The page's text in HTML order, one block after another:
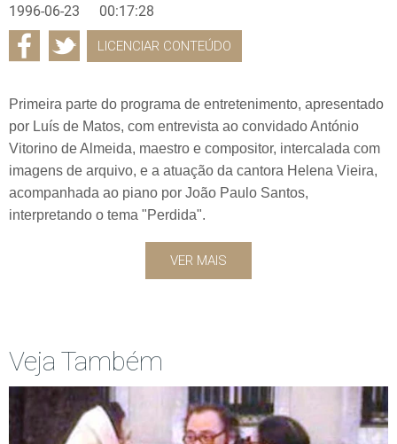
1996-06-23 00:17:28
LICENCIAR CONTEÚDO
Primeira parte do programa de entretenimento, apresentado
por Luís de Matos, com entrevista ao convidado António
Vitorino de Almeida, maestro e compositor, intercalada com
imagens de arquivo, e a atuação da cantora Helena Vieira,
acompanhada ao piano por João Paulo Santos,
interpretando o tema "Perdida".
VER MAIS
Veja Também